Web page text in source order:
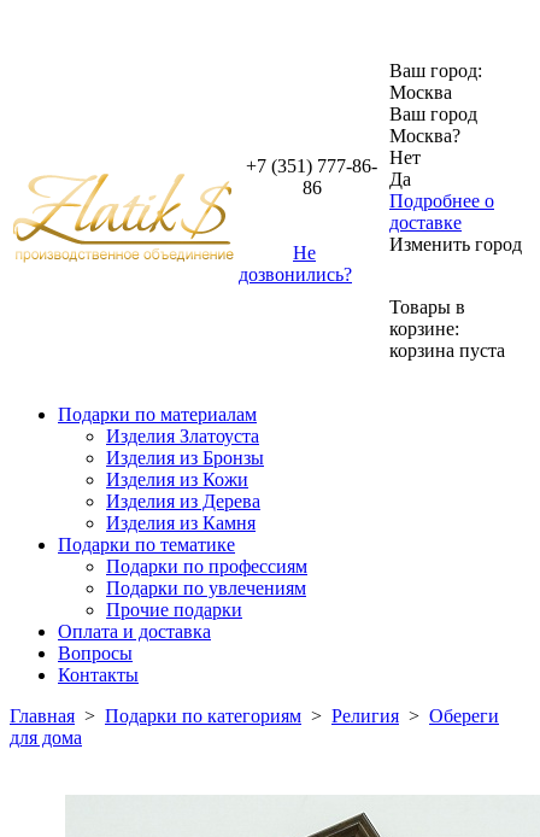
+7 (351) 777-86-
86
Не
дозвонились?
Ваш город:
Москва
Ваш город
Москва?
Нет
Да
Подробнее о
доставке
Изменить город
Товары в
корзине:
корзина пуста
Подарки по материалам
Изделия Златоуста
Изделия из Бронзы
Изделия из Кожи
Изделия из Дерева
Изделия из Камня
Подарки по тематике
Подарки по профессиям
Подарки по увлечениям
Прочие подарки
Оплата и доставка
Вопросы
Контакты
Главная > Подарки по категориям > Религия > Обереги
для дома